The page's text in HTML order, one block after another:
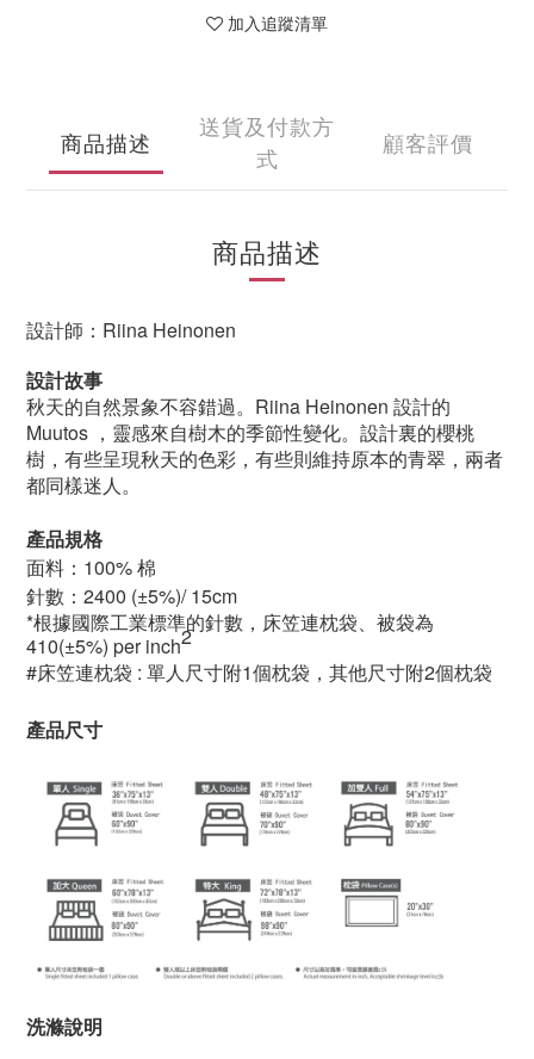
加入追蹤清單
商品描述
送貨及付款方
式
顧客評價
商品描述
設計師：Riina Heinonen
設計故事
秋天的自然景象不容錯過。Riina Heinonen 設計的
Muutos ，靈感來自樹木的季節性變化。設計裏的櫻桃
樹，有些呈現秋天的色彩，有些則維持原本的青翠，兩者
都同樣迷人。
產品規格
面料：100% 棉
針數：2400 (±5%)/ 15cm
*根據國際工業標準的針數，床笠連枕袋、被袋為
410(±5%) per inch2
#床笠連枕袋 : 單人尺寸附1個枕袋，其他尺寸附2個枕袋
產品尺寸
洗滌說明